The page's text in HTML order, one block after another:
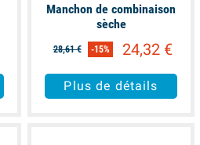
Manchon de combinaison
sèche
28,61 € -15% 24,32 €
Plus de détails